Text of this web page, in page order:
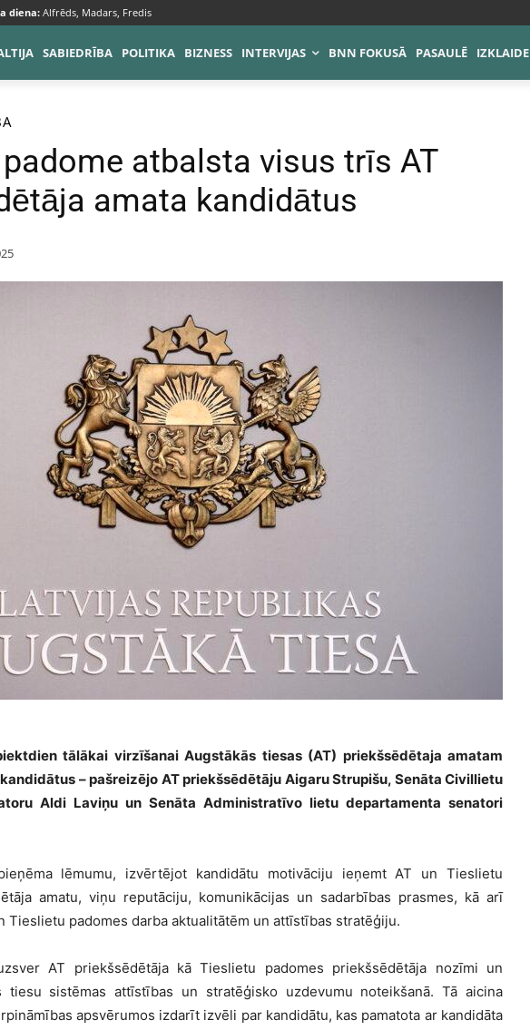
diena:Alfrēds, Madars, Fredis
SABIEDRĪBA POLITIKA BIZNESS INTERVIJAS BNN FOKUSĀ PASAULĒ IZKLAIDE
atbalsta visus trīs AT
amata kandidātus
tālākai virzīšanai Augstākās tiesas (AT) priekšsēdētaja amatam
– pašreizējo AT priekšsēdētāju Aigaru Strupišu, Senāta Civillietu
Aldi Laviņu un Senāta Administratīvo lietu departamenta senatori
lēmumu, izvērtējot kandidātu motivāciju ieņemt AT un Tieslietu
amatu, viņu reputāciju, komunikācijas un sadarbības prasmes, kā arī
Tieslietu padomes darba aktualitātēm un attīstības stratēģiju.
AT priekšsēdētāja kā Tieslietu padomes priekšsēdētāja nozīmi un
tiesu sistēmas attīstības un stratēģisko uzdevumu noteikšanā. Tā aicina
apsvērumos izdarīt izvēli par kandidātu, kas pamatota ar kandidāta